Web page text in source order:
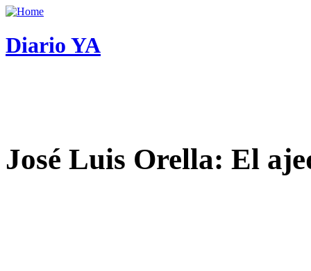
Diario YA
José Luis Orella: El